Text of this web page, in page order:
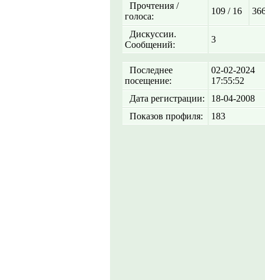
Прочтения /
голоса:
109 / 16
Дискуссии.
Сообщений:
3
Последнее
посещение:
02-02-2024
17:55:52
Дата регистрации:
18-04-2008
Показов профиля:
183